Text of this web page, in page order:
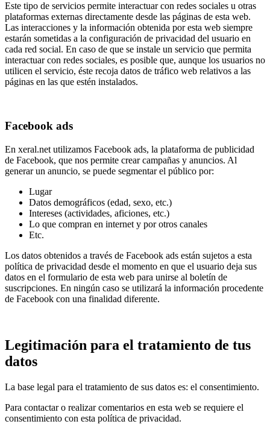
Este tipo de servicios permite interactuar con redes sociales u otras
plataformas externas directamente desde las páginas de esta web.
Las interacciones y la información obtenida por esta web siempre
estarán sometidas a la configuración de privacidad del usuario en
cada red social. En caso de que se instale un servicio que permita
interactuar con redes sociales, es posible que, aunque los usuarios no
utilicen el servicio, éste recoja datos de tráfico web relativos a las
páginas en las que estén instalados.
Facebook ads
En xeral.net utilizamos Facebook ads, la plataforma de publicidad
de Facebook, que nos permite crear campañas y anuncios. Al
generar un anuncio, se puede segmentar el público por:
Lugar
Datos demográficos (edad, sexo, etc.)
Intereses (actividades, aficiones, etc.)
Lo que compran en internet y por otros canales
Etc.
Los datos obtenidos a través de Facebook ads están sujetos a esta
política de privacidad desde el momento en que el usuario deja sus
datos en el formulario de esta web para unirse al boletín de
suscripciones. En ningún caso se utilizará la información procedente
de Facebook con una finalidad diferente.
Legitimación para el tratamiento de tus
datos
La base legal para el tratamiento de sus datos es: el consentimiento.
Para contactar o realizar comentarios en esta web se requiere el
consentimiento con esta política de privacidad.